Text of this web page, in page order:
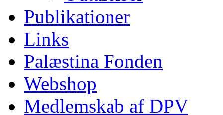
Publikationer
Links
Palæstina Fonden
Webshop
Medlemskab af DPV